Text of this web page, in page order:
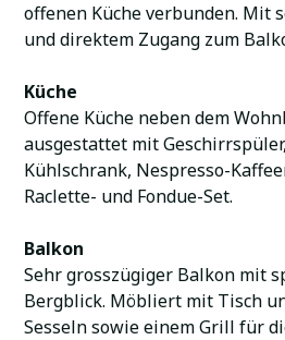
offenen Küche verbunden. Mit
und direktem Zugang zum
Küche
Offene Küche neben dem
ausgestattet mit
Kühlschrank, Nespresso-
Raclette- und Fondue-Set.
Balkon
Sehr grosszügiger Balkon mit
Bergblick. Möbliert mit Tisch
Sesseln sowie einem Grill für